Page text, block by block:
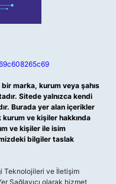
marka, kurum veya şahıs
Sitede yalnızca kendi
Burada yer alan içerikler
ve kişiler hakkında
ve kişiler ile isim
bilgiler taslak
Teknolojileri ve İletişim
Sağlayıcı olarak hizmet